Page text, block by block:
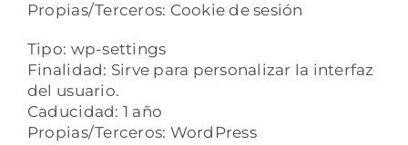
Propias/Terceros: Cookie de sesión
Tipo: wp-settings
Finalidad: Sirve para personalizar la interfaz
del usuario.
Caducidad: 1 año
Propias/Terceros: WordPress